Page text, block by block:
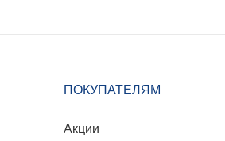
ПОКУПАТЕЛЯМ
Акции